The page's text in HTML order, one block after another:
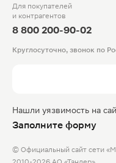
Для покупателей
и контрагентов
8 800 200-90-02
Круглосуточно, звонок по
Нашли уязвимость на
Заполните форму
© Официальный сайт сети